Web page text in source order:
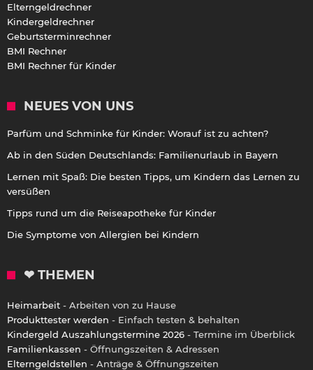
Elterngeldrechner
Kindergeldrechner
Geburtsterminrechner
BMI Rechner
BMI Rechner für Kinder
NEUES VON UNS
Parfüm und Schminke für Kinder: Worauf ist zu achten?
Ab in den Süden Deutschlands: Familienurlaub in Bayern
Lernen mit Spaß: Die besten Tipps, um Kindern das Lernen zu
versüßen
Tipps rund um die Reiseapotheke für Kinder
Die Symptome von Allergien bei Kindern
❤ THEMEN
Heimarbeit - Arbeiten von zu Hause
Produkttester werden - Einfach testen & behalten
Kindergeld Auszahlungstermine 2026 - Termine im Überblick
Familienkassen - Öffnungszeiten & Adressen
Elterngeldstellen - Anträge & Öffnungszeiten